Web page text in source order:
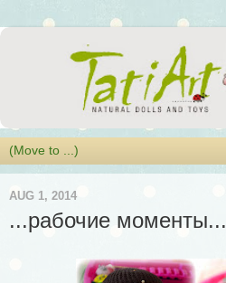
AUG 1, 2014
...рабочие моменты...